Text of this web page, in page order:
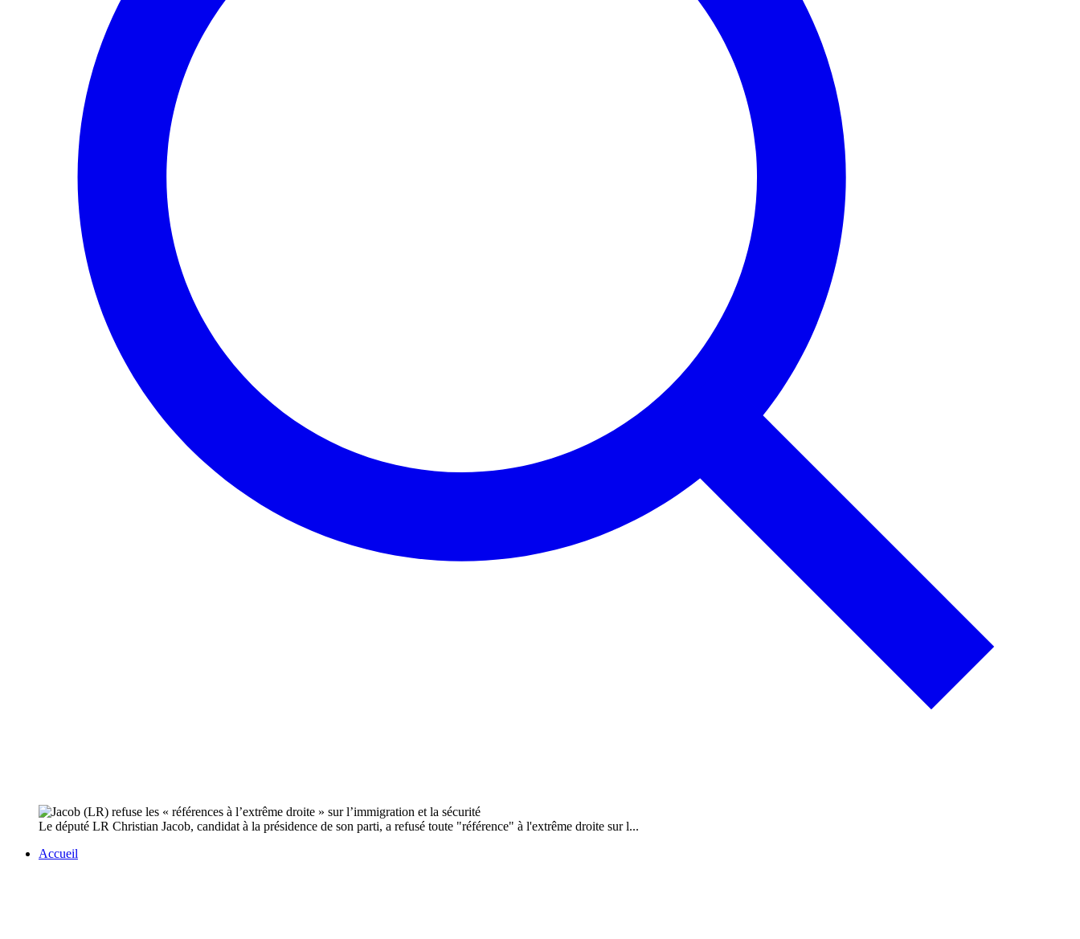
Le député LR Christian Jacob, candidat à la présidence de son parti, a refusé toute "référence" à l'extrême droite sur l...
Accueil